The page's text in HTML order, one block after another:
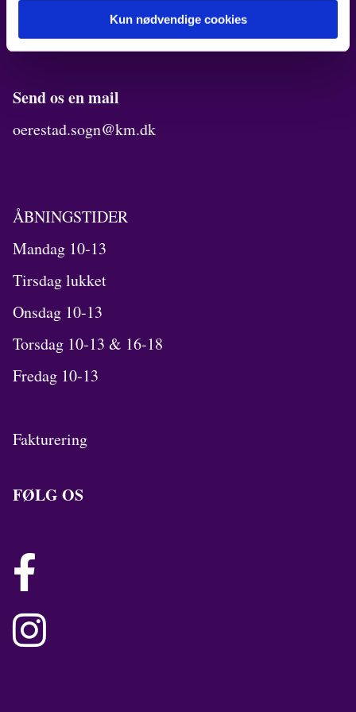
Kun nødvendige cookies
32 54 06 00
Send os en mail
oerestad.sogn@km.dk
ÅBNINGSTIDER
Mandag 10-13
Tirsdag lukket
Onsdag 10-13
Torsdag 10-13 & 16-18
Fredag 10-13
Fakturering
FØLG OS

